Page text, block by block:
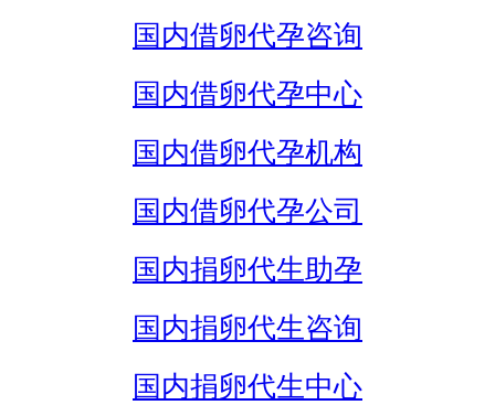
国内借卵代孕咨询
国内借卵代孕中心
国内借卵代孕机构
国内借卵代孕公司
国内捐卵代生助孕
国内捐卵代生咨询
国内捐卵代生中心